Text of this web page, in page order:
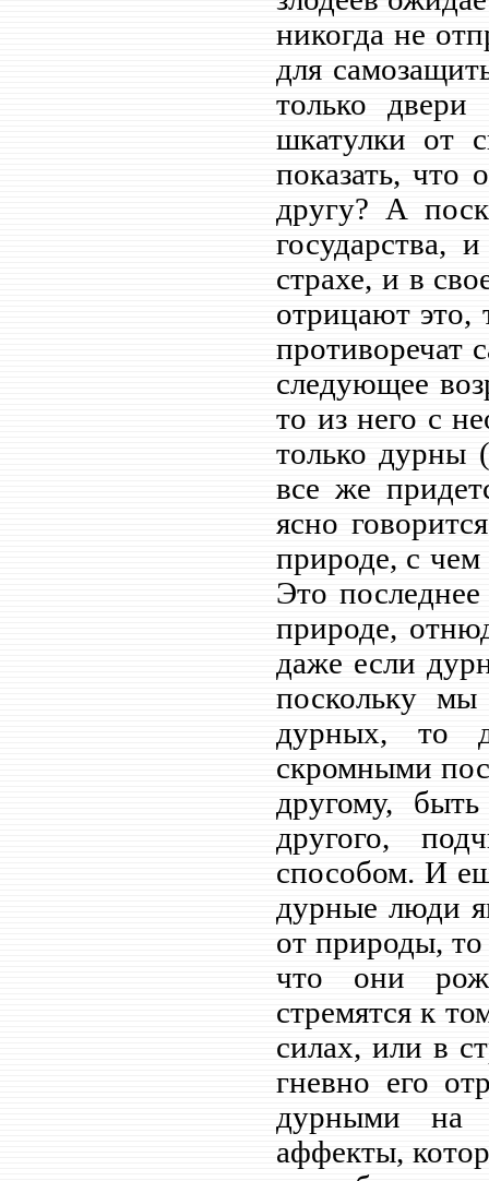
никогда не
для
только
шкатулки от
показать, что
другу? А
государства,
страхе, и в
отрицают это,
противоречат
следующее
то из него с
только дурны
все же
ясно
природе, с чем
Это
природе,
даже если
поскольку
дурных, то
скромными
другому,
другого,
способом. И
дурные люди
от природы, то
что они
стремятся к
силах, или в
гневно его
дурными на
аффекты,